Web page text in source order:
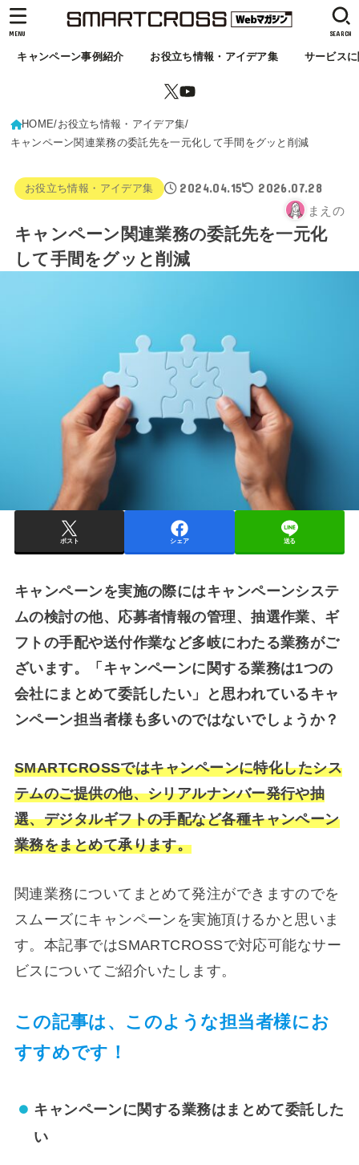
キャンペーン事例紹介 お役立ち情報・アイデア集 サービス
SEARCH
MENU
HOME お役立ち情報・アイデア集
キャンペーン関連業務の委託先を一元化して手間をグッと削減
お役立ち情報・アイデア集 2024.04.15 2026.07.28
まえの
キャンペーン関連業務の委託先を一元化
して手間をグッと削減
ポスト シェア 送る
キャンペーンを実施の際にはキャンペーンシステ
ムの検討の他、応募者情報の管理、抽選作業、ギ
フトの手配や送付作業など多岐にわたる業務がご
ざいます。「キャンペーンに関する業務は1つの
会社にまとめて委託したい」と思われているキャ
ンペーン担当者様も多いのではないでしょうか？
SMARTCROSSではキャンペーンに特化したシス
テムのご提供の他、シリアルナンバー発行や抽
選、デジタルギフトの手配など各種キャンペーン
業務をまとめて承ります。
関連業務についてまとめて発注ができますのでを
スムーズにキャンペーンを実施頂けるかと思いま
す。本記事ではSMARTCROSSで対応可能なサー
ビスについてご紹介いたします。
この記事は、このような担当者様にお
すすめです！
キャンペーンに関する業務はまとめて委託した
い